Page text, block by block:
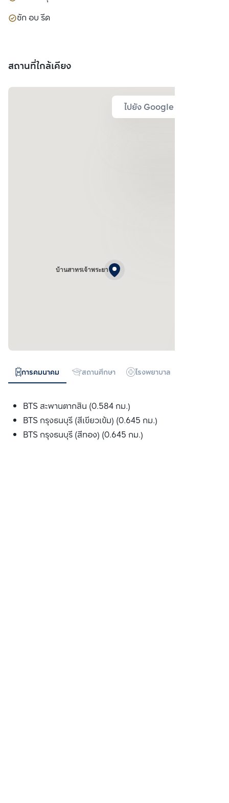
ซัก อบ รีด
สถานที่ใกล้เคียง
ไปยัง Google Map
บ้านสาทรเจ้าพระยา
การคมนาคม สถานศึกษา โรงพยาบาล
BTS สะพานตากสิน (0.584 กม.)
BTS กรุงธนบุรี (สีเขียวเข้ม) (0.645 กม.)
BTS กรุงธนบุรี (สีทอง) (0.645 กม.)